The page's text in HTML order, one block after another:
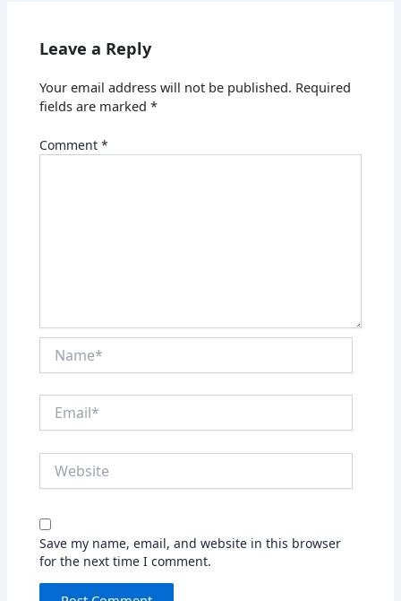
Leave a Reply
Your email address will not be published. Required
fields are marked*
Comment*
Save my name, email, and website in this browser
for the next time I comment.